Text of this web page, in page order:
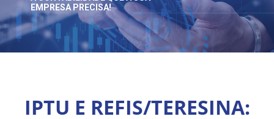
EMPRESA PRECISA!
IPTU E REFIS/TERESINA: